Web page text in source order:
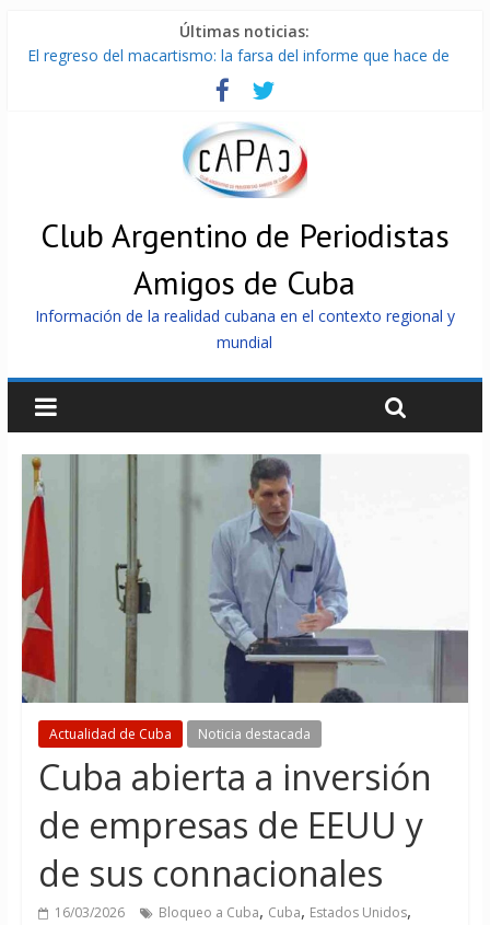
Últimas noticias:
El regreso del macartismo: la farsa del informe que hace de
Milei firmó memorándum con EE.UU sin informarlo
China presenta robots que pueden razonar, moverse y asistir
La Habana avanza en reconexión tras nuevo apagón
Más de 7 000 contenedores impedidos de llegar a Cuba
Club Argentino de Periodistas
Amigos de Cuba
Información de la realidad cubana en el contexto regional y
mundial
Actualidad de Cuba Noticia destacada
Cuba abierta a inversión
de empresas de EEUU y
de sus connacionales
16/03/2026 Bloqueo a Cuba, Cuba, Estados Unidos,